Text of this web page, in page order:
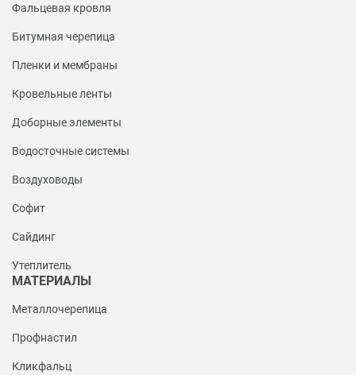
Фальцевая кровля
Битумная черепица
Пленки и мембраны
Кровельные ленты
Доборные элементы
Водосточные системы
Воздуховоды
Софит
Сайдинг
Утеплитель
МАТЕРИАЛЫ
Металлочерепица
Профнастил
Кликфальц